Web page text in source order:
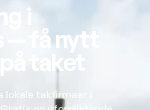
i
— få nytt
taket
takfirmaer i